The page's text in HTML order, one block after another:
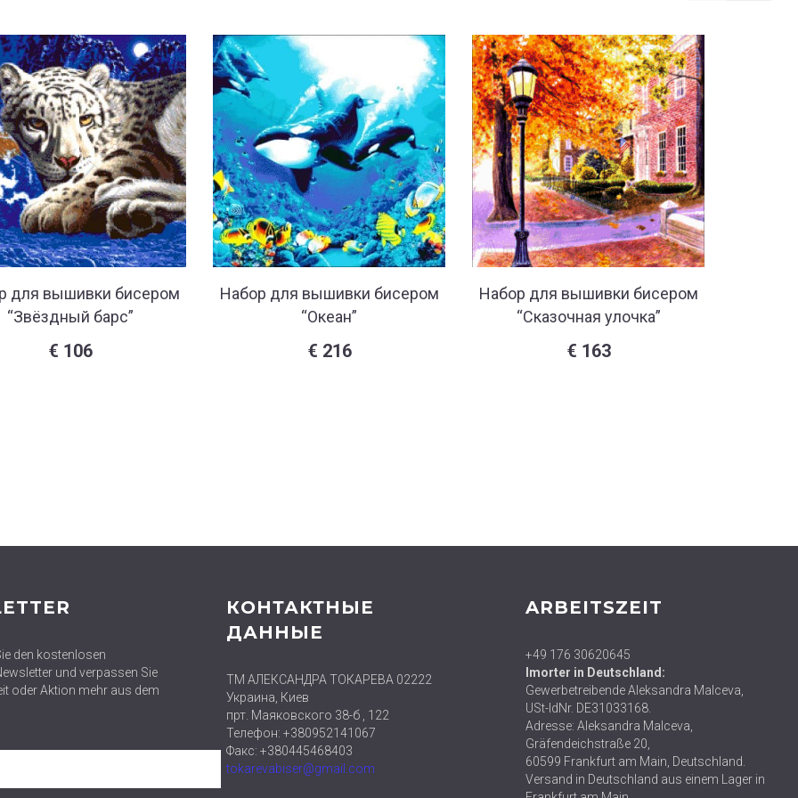
для вышивки бисером
“Звёздный барс”
€ 106
Набор для вышивки бисером
“Океан”
€ 216
Набор для вышивки бисером
“Сказочная улочка”
€ 163
den kostenlosen
und verpassen Sie
oder Aktion mehr aus dem
КОНТАКТНЫЕ
ДАННЫЕ
ТМ АЛЕКСАНДРА ТОКАРЕВА 02222
Украина, Киев
прт. Маяковского 38-б , 122
Телефон: +380952141067
Факс: +380445468403
tokarevabiser@gmail.com
ARBEITSZEIT
+49 176 30620645
Imorter in Deutschland:
Gewerbetreibende Aleksandra Malceva,
USt-IdNr. DE31033168.
Adresse: Aleksandra Malceva,
Gräfendeichstraße 20,
60599 Frankfurt am Main, Deutschland.
Versand in Deutschland aus einem Lager in